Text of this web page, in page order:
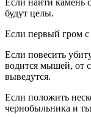
Если найти камень
будут целы.
Если первый гром с
Если повесить
водится мышей, от
выведутся.
Если положить
чернобыльника и